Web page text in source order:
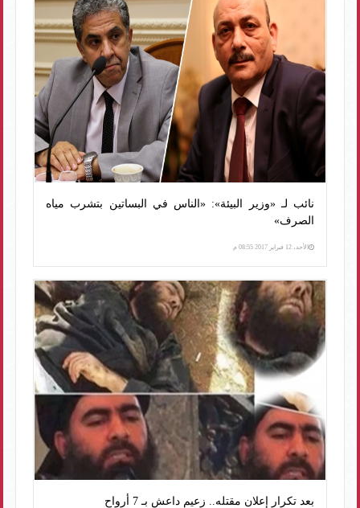
نائب لـ «وزير البيئة»: «الناس في البساتين بتشرب مياه
الصرف»
الأحد، 12 فبراير 2017 08:55 م
بعد تكرار إعلان مقتله.. زعيم داعش بـ 7 أرواح